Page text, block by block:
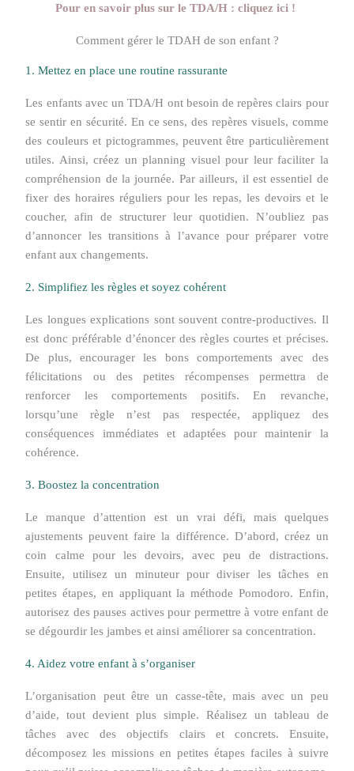
Pour en savoir plus sur le TDA/H : cliquez ici !
Comment gérer le TDAH de son enfant ?
1. Mettez en place une routine rassurante
Les enfants avec un TDA/H ont besoin de repères clairs pour
se sentir en sécurité. En ce sens, des repères visuels, comme
des couleurs et pictogrammes, peuvent être particulièrement
utiles. Ainsi, créez un planning visuel pour leur faciliter la
compréhension de la journée. Par ailleurs, il est essentiel de
fixer des horaires réguliers pour les repas, les devoirs et le
coucher, afin de structurer leur quotidien. N’oubliez pas
d’annoncer les transitions à l’avance pour préparer votre
enfant aux changements.
2. Simplifiez les règles et soyez cohérent
Les longues explications sont souvent contre-productives. Il
est donc préférable d’énoncer des règles courtes et précises.
De plus, encourager les bons comportements avec des
félicitations ou des petites récompenses permettra de
renforcer les comportements positifs. En revanche,
lorsqu’une règle n’est pas respectée, appliquez des
conséquences immédiates et adaptées pour maintenir la
cohérence.
3. Boostez la concentration
Le manque d’attention est un vrai défi, mais quelques
ajustements peuvent faire la différence. D’abord, créez un
coin calme pour les devoirs, avec peu de distractions.
Ensuite, utilisez un minuteur pour diviser les tâches en
petites étapes, en appliquant la méthode Pomodoro. Enfin,
autorisez des pauses actives pour permettre à votre enfant de
se dégourdir les jambes et ainsi améliorer sa concentration.
4. Aidez votre enfant à s’organiser
L’organisation peut être un casse-tête, mais avec un peu
d’aide, tout devient plus simple. Réalisez un tableau de
tâches avec des objectifs clairs et concrets. Ensuite,
décomposez les missions en petites étapes faciles à suivre